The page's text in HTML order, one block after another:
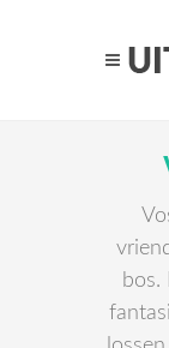
bos.